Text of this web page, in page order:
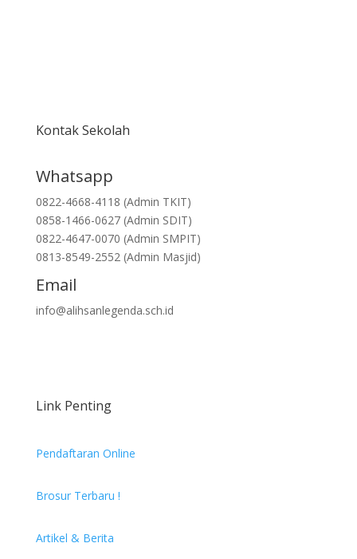
Kontak Sekolah
Whatsapp
0822-4668-4118 (Admin TKIT)
0858-1466-0627 (Admin SDIT)
0822-4647-0070 (Admin SMPIT)
0813-8549-2552 (Admin Masjid)
Email
info@alihsanlegenda.sch.id
Link Penting
Pendaftaran Online
Brosur Terbaru !
Artikel & Berita